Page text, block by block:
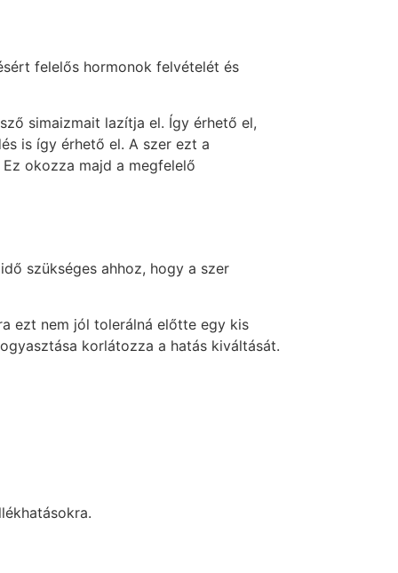
felelős hormonok felvételét és
simaizmait lazítja el. Így érhető el,
is így érhető el. A szer ezt a
Ez okozza majd a megfelelő
szükséges ahhoz, hogy a szer
ezt nem jól tolerálná előtte egy kis
korlátozza a hatás kiváltását.